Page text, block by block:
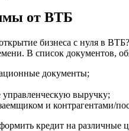
от ВТБ
бизнеса с нуля в
В список документов,
документы;
выручку;
и контрагентами/
кредит на различные